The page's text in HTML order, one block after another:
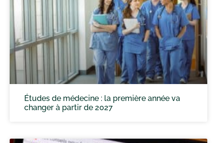
Études de médecine : la première année va
changer à partir de 2027